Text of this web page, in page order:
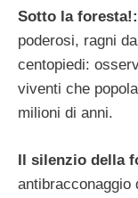
Sotto la foresta!:
poderosi, ragni
centopiedi:
viventi che
milioni di anni.
Il silenzio della
antibracconaggio